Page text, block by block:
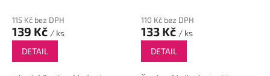
115 Kč bez DPH
139 Kč / ks
DETAIL
110 Kč bez DPH
133 Kč / ks
DETAIL